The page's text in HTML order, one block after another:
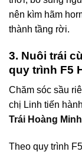
nên kìm hãm
thành tầng rời.
3. Nuôi trái
quy trình F5
Chăm sóc sầu
chị Linh tiến
Trái Hoàng Minh
Theo quy trình